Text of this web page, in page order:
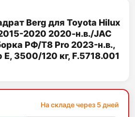
Berg для Toyota Hilux
2020 2020-н.в./JAC
РФ/T8 Pro 2023-н.в.,
3500/120 кг, F.5718.001
На складе через 5 дней